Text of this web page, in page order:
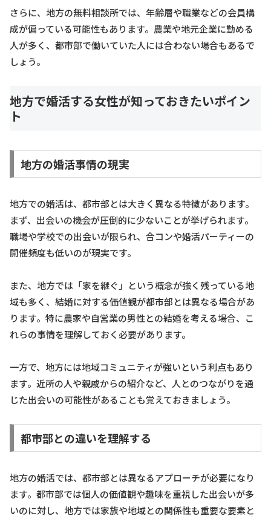
さらに、地方の無料相談所では、年齢層や職業などの会員構
成が偏っている可能性もあります。農業や地元企業に勤める
人が多く、都市部で働いていた人には合わない場合もあるで
しょう。
地方で婚活する女性が知っておきたいポイン
ト
地方の婚活事情の現実
地方での婚活は、都市部とは大きく異なる特徴があります。
まず、出会いの機会が圧倒的に少ないことが挙げられます。
職場や学校での出会いが限られ、合コンや婚活パーティーの
開催頻度も低いのが現実です。
また、地方では「家を継ぐ」という概念が強く残っている地
域も多く、結婚に対する価値観が都市部とは異なる場合があ
ります。特に農家や自営業の男性との結婚を考える場合、こ
れらの事情を理解しておく必要があります。
一方で、地方には地域コミュニティが強いという利点もあり
ます。近所の人や親戚からの紹介など、人とのつながりを通
じた出会いの可能性があることも覚えておきましょう。
都市部との違いを理解する
地方の婚活では、都市部とは異なるアプローチが必要になり
ます。都市部では個人の価値観や趣味を重視した出会いが多
いのに対し、地方では家族や地域との関係性も重要な要素と